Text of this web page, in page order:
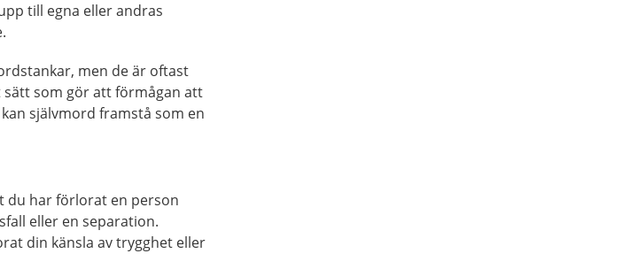
till egna eller andras
men de är oftast
sätt som gör att förmågan att
självmord framstå som en
du har förlorat en person
eller en separation.
din känsla av trygghet eller